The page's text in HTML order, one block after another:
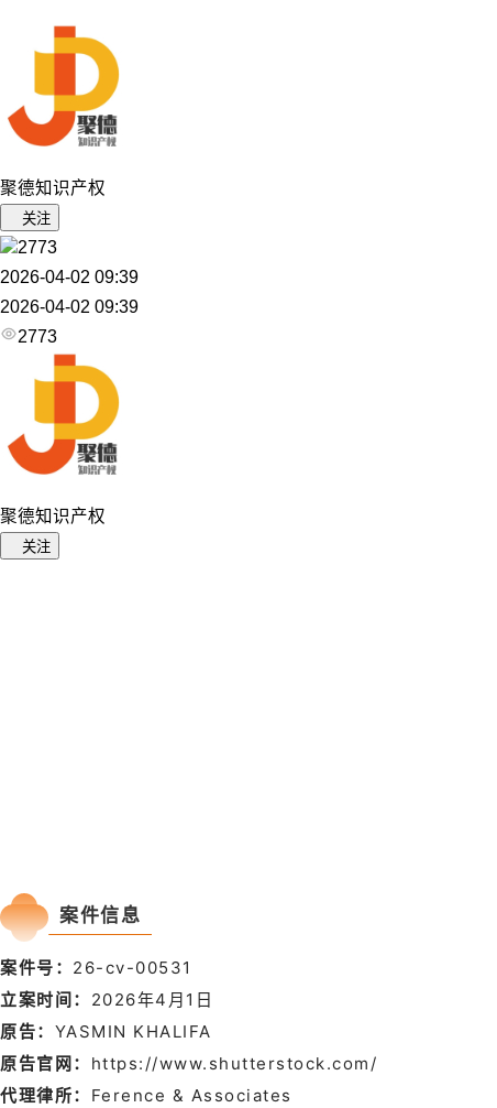
聚德知识产权
关注
2773
2026-04-02 09:39
2026-04-02 09:39
2773
聚德知识产权
关注
案件信息
案件号： 26-cv-00531
立案时间： 2026年4 月1日
原告： YASMIN KHALIFA
原告官网： https://www.shutterstock.com/
代理律所： Ference & Associates